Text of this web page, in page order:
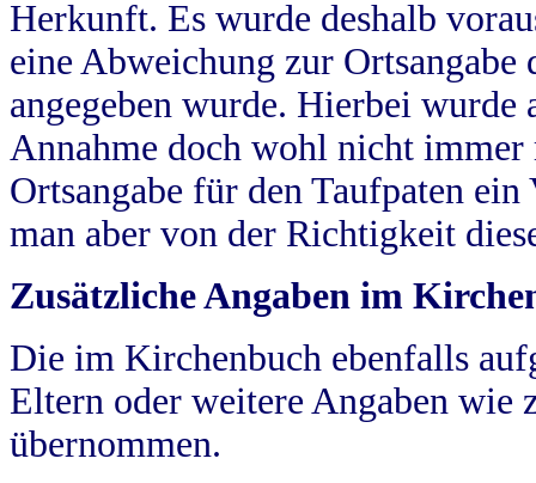
Herkunft. Es wurde deshalb
eine Abweichung zur
angegeben wurde. Hierbei wurde
Annahme doch wohl nicht
Ortsangabe für den Taufpaten
man aber von der Richtigkeit
Zusätzliche Angaben im
Die im Kirchenbuch ebenfalls
Eltern oder weitere Angaben wie
übernommen.